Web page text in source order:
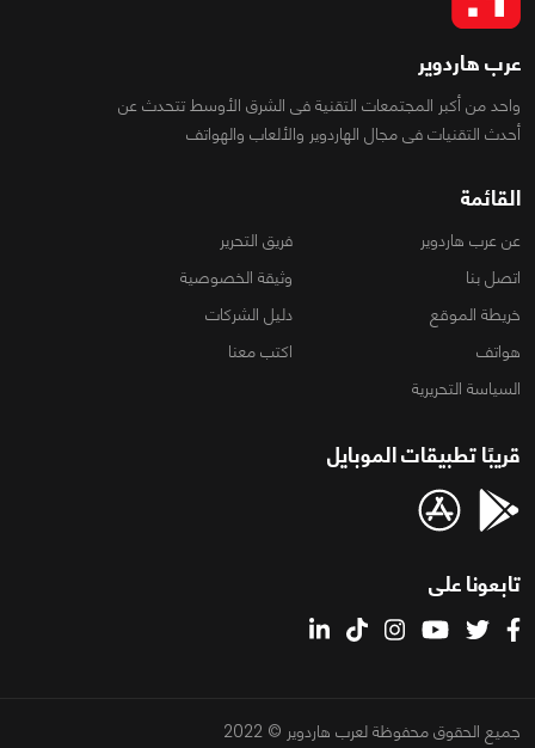
عرب هاردوير
واحد من أكبر المجتمعات التقنية فى الشرق الأوسط تتحدث عن
أحدث التقنيات فى مجال الهاردوير والألعاب والهواتف
القائمة
عن عرب هاردوير
فريق التحرير
اتصل بنا
وثيقة الخصوصية
خريطة الموقع
دليل الشركات
هواتف
اكتب معنا
السياسة التحريرية
قريبًا تطبيقات الموبايل
تابعونا على
جميع الحقوق محفوظة لعرب هاردوير © 2022